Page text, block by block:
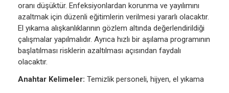
oranı düşüktür. Enfeksiyonlardan korunma ve yayılımını
azaltmak için düzenli eğitimlerin verilmesi yararlı olacaktır.
El yıkama alışkanlıklarının gözlem altında değerlendirildiği
çalışmalar yapılmalıdır. Ayrıca hızlı bir aşılama programının
başlatılması risklerin azaltılması açısından faydalı
olacaktır.
Anahtar Kelimeler: Temizlik personeli, hijyen, el yıkama